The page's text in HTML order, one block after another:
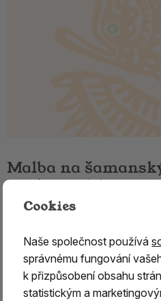
Malba na
Orel (Haida) I.
Malba na šamanský buben
Objednáváte pouze ruční
K malbě je třeba
šamanského bubnu, na
Malujeme výhradně na
Cookies
Naše společnost používá
správnému fungování
k přizpůsobení obsahu
statistickým a